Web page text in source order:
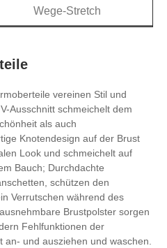
Wege-Stretch
vereinen Stil und
Ausschnitt schmeichelt dem
als auch
Knotendesign auf der Brust
Look und schmeichelt auf
Bauch; Durchdachte
schützen den
Verrutschen während des
Brustpolster sorgen
Fehlfunktionen der
und ausziehen und waschen.